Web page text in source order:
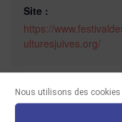
Nous utilisons des cookies
Site :
https://
ulturesjuives.org/